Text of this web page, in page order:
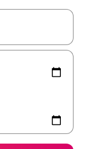
explore-os